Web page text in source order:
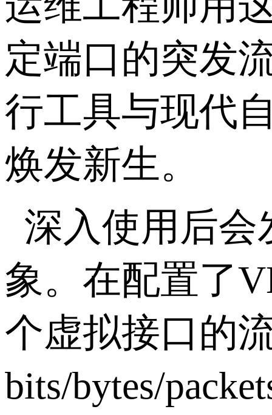
定端口的突发
行工具与现代
焕发新生。
深入使用后会
象。在配置了
个虚拟接口的
bits/bytes/